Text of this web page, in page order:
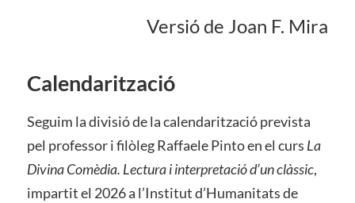
Versió de Joan F. Mira
Calendarització
Seguim la divisió de la calendarització prevista
pel professor i filòleg Raffaele Pinto en el curs La
Divina Comèdia. Lectura i interpretació d’un clàssic,
impartit el 2026 a l’Institut d’Humanitats de